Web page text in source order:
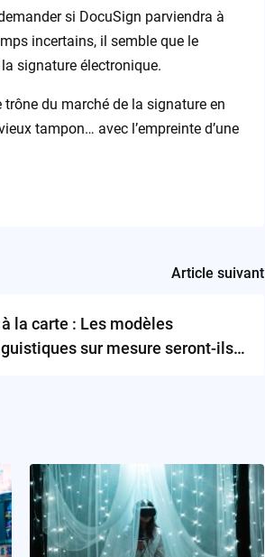
si DocuSign parviendra à
incertains, il semble que le
signature électronique.
du marché de la signature en
tampon… avec l’empreinte d’une
Article suivant
la carte : Les modèles
sur mesure seront-ils